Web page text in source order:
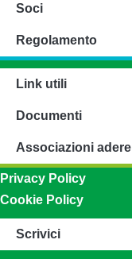
Soci
Regolamento
Link utili
Documenti
Associazioni
Privacy Policy
Cookie Policy
Scrivici